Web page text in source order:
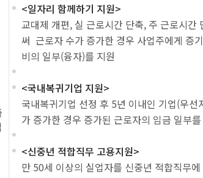
<일자리 함께하기 지원>
교대제 개편, 실 근로시간 단축, 주 근로시
써 근로자 수가 증가한 경우 사업주에게 증
비의 일부(융자)를 지원
<국내복귀기업 지원>
국내복귀기업 선정 후 5년 이내인 기업(우
가 증가한 경우 증가된 근로자의 임금 일부를
<신중년 적합직무 고용지원>
만 50세 이상의 실업자를 신중년 적합직무